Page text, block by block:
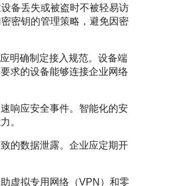
备丢失或被盗时不被轻易访
密钥的管理策略，避免因密
明确制定接入规范。设备端
求的设备能够连接企业网络
响应安全事件。智能化的安
。
的数据泄露。企业应定期开
虚拟专用网络（VPN）和零